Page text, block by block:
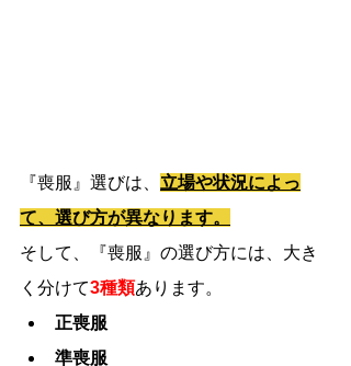
『喪服』選びは、 立場や状況によっ
て、選び方が異なります。
そして、『喪服』の選び方には、大き
く分けて3種類あります。
正喪服
準喪服